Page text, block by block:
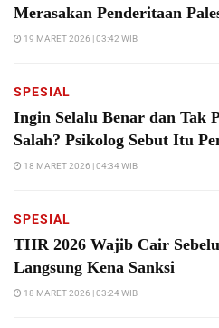
Merasakan Penderitaan
19 MARET 2026 | 03:42 WIB
SPESIAL
Ingin Selalu Benar dan Tak
Salah? Psikolog Sebut Itu
18 MARET 2026 | 04:34 WIB
SPESIAL
THR 2026 Wajib Cair
Langsung Kena Sanksi
18 MARET 2026 | 03:24 WIB